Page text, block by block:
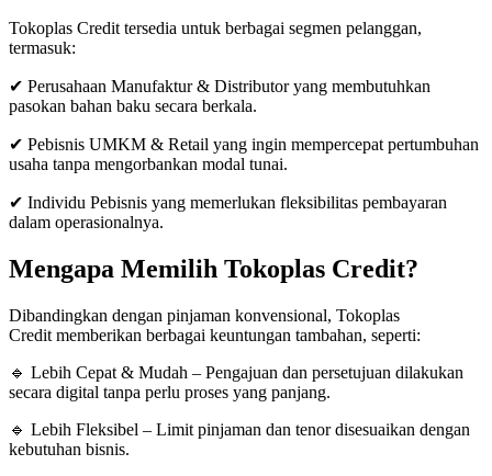
Tokoplas Credit tersedia untuk berbagai segmen pelanggan,
termasuk:
✔ Perusahaan Manufaktur & Distributor yang membutuhkan
pasokan bahan baku secara berkala.
✔ Pebisnis UMKM & Retail yang ingin mempercepat pertumbuhan
usaha tanpa mengorbankan modal tunai.
✔ Individu Pebisnis yang memerlukan fleksibilitas pembayaran
dalam operasionalnya.
Mengapa Memilih Tokoplas Credit?
Dibandingkan dengan pinjaman konvensional, Tokoplas
Credit memberikan berbagai keuntungan tambahan, seperti:
🔹 Lebih Cepat & Mudah – Pengajuan dan persetujuan dilakukan
secara digital tanpa perlu proses yang panjang.
🔹 Lebih Fleksibel – Limit pinjaman dan tenor disesuaikan dengan
kebutuhan bisnis.